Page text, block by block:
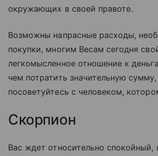
окружающих в своей правоте.
Возможны напрасные расходы,
покупки, многим Весам сегодня
легкомысленное отношение к
чем потратить значительную сумму,
посоветуйтесь с человеком,
Скорпион
Вас ждет относительно